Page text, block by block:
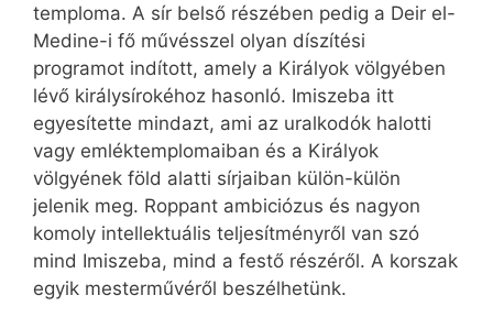
temploma. A sír belső részében pedig a Deir el-
Medine-i fő művésszel olyan díszítési
programot indított, amely a Királyok völgyében
lévő királysírokéhoz hasonló. Imiszeba itt
egyesítette mindazt, ami az uralkodók halotti
vagy emléktemplomaiban és a Királyok
völgyének föld alatti sírjaiban külön-külön
jelenik meg. Roppant ambiciózus és nagyon
komoly intellektuális teljesítményről van szó
mind Imiszeba, mind a festő részéről. A korszak
egyik mesterművéről beszélhetünk.